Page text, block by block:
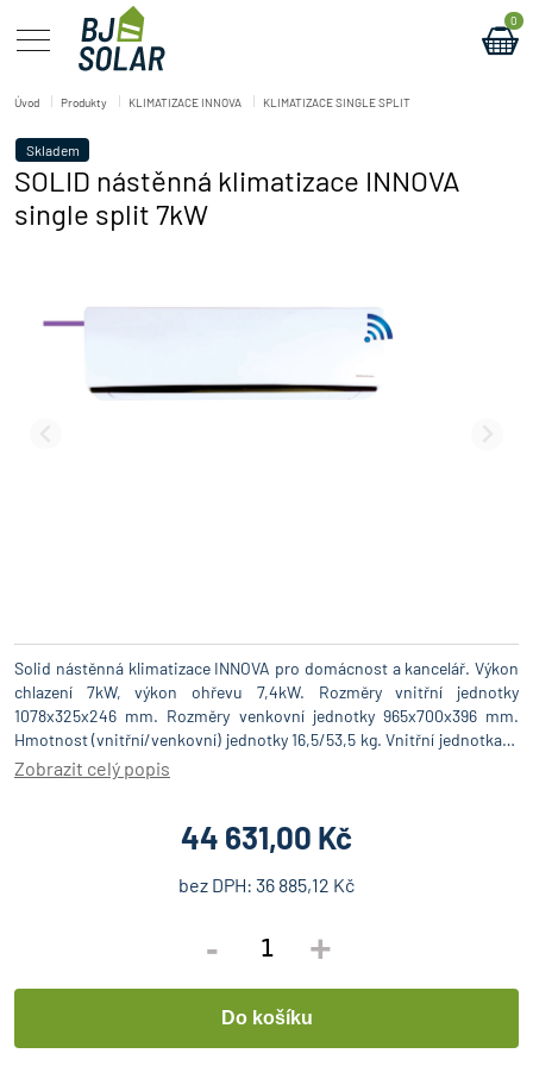
Úvod Produkty KLIMATIZACE INNOVA KLIMATIZACE SINGLE SPLIT
Skladem
SOLID nástěnná klimatizace INNOVA
single split 7kW
Solid nástěnná klimatizace INNOVA pro domácnost a kancelář. Výkon
chlazení 7kW, výkon ohřevu 7,4kW. Rozměry vnitřní jednotky
1078x325x246 mm. Rozměry venkovní jednotky 965x700x396 mm.
Hmotnost (vnitřní/venkovní) jednotky 16,5/53,5 kg. Vnitřní jednotka: -
kompaktní obudova, plochý design, - nízká hlučnost - vícerychlostní
ovládání s opakovatelným časovačem a hodinami reálného času, -
automatický restart po výpadcích proudu, - Turbo režim rychlého
chlazení a topení, - udržovací vytápění +8°C (funkce provozu
dálkovém ovladači, - rodičovský zámek, - ochrana proti studenému
ovládání přes síť pomocí zařízení smartphone atd., - týdenní časovač -
volitelné Venkovní jednotka: - kompaktní design, velmi nízká
Zobrazit celý popis
44 631,00 Kč
bez DPH: 36 885,12 Kč
- +
0